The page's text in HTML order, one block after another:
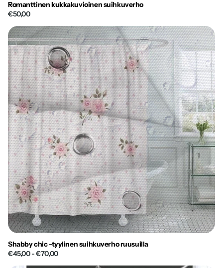
Romanttinen kukkakuvioinen suihkuverho
€50,00
Shabby chic -tyylinen suihkuverho ruusuilla
€45,00- €70,00